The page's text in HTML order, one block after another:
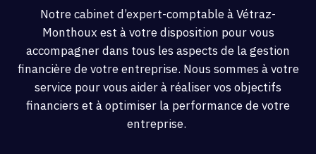
Notre cabinet d’expert-comptable à Vétraz-
Monthoux est à votre disposition pour vous
accompagner dans tous les aspects de la gestion
financière de votre entreprise. Nous sommes à votre
service pour vous aider à réaliser vos objectifs
financiers et à optimiser la performance de votre
entreprise.